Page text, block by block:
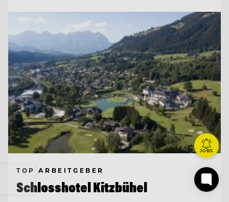
TOP ARBEITGEBER
Schlosshotel Kitzbühel
JOBS